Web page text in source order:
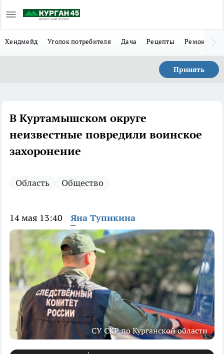
Хендмейд Уголок потребителя Дача Рецепты Ремонт
Принять
В Куртамышском округе
неизвестные повредили воинское
захоронение
Область Общество
14 мая 13:40 Яна Тупикина
СУ СКР по Курганской области